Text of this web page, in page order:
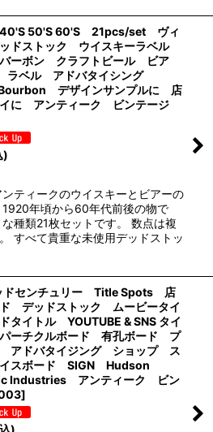
40'S 50'S 60'S 21pcs/set ヴィ
ドストック ウイスキーラベル
バーボン クラフトビール ビア
ベル アドバタイシング
デザインサンプルに 店
イに アンティーク ビンテージ
)
ティークのウイスキーとビアーの
1920年頃から60年代前後の物で
種類21枚セットです。 数点は複
すべて貴重な未使用デッドストッ
センチュリー Title Spots 店
デッドストック ムービータイ
タイトル YOUTUBE & SNS タイ
ーチクルボード 有孔ボード プ
アドバタイジング ショップ ス
スボード SIGN Hudson
Industries アンティーク ビン
]